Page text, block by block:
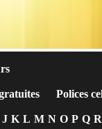
Polices
J K L M N O P Q R